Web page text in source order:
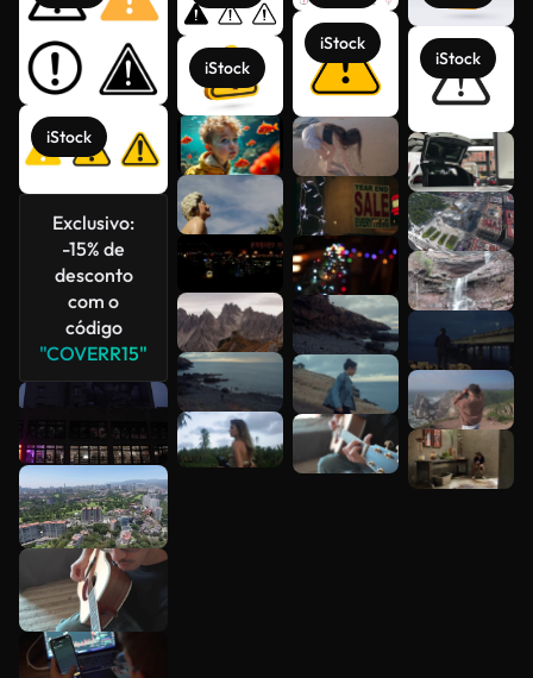
iStock
Exclusivo:
-15% de
desconto
com o
código
"COVERR15"
iStock
iStock
iStock
Veja mais